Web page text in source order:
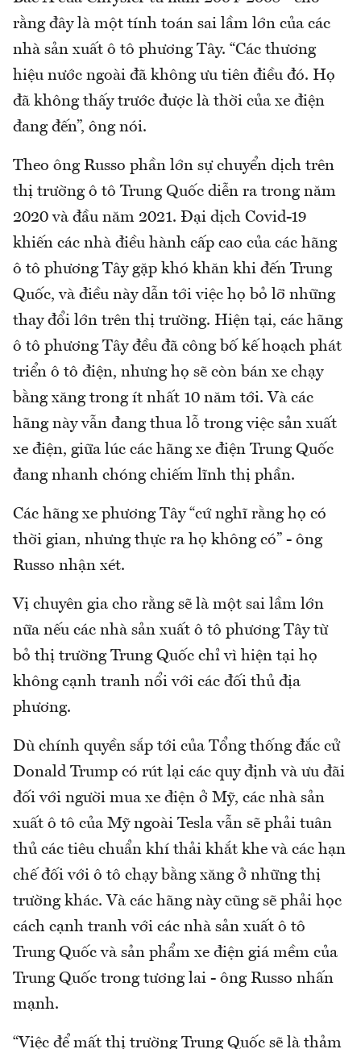
rằng đây là một tính toán sai lầm lớn của các
nhà sản xuất ô tô phương Tây. “Các thương
hiệu nước ngoài đã không ưu tiên điều đó. Họ
đã không thấy trước được là thời của xe điện
đang đến”, ông nói.
Theo ông Russo phần lớn sự chuyển dịch trên
thị trường ô tô Trung Quốc diễn ra trong năm
2020 và đầu năm 2021. Đại dịch Covid-19
khiến các nhà điều hành cấp cao của các hãng
ô tô phương Tây gặp khó khăn khi đến Trung
Quốc, và điều này dẫn tới việc họ bỏ lỡ những
thay đổi lớn trên thị trường. Hiện tại, các hãng
ô tô phương Tây đều đã công bố kế hoạch phát
triển ô tô điện, nhưng họ sẽ còn bán xe chạy
bằng xăng trong ít nhất 10 năm tới. Và các
hãng này vẫn đang thua lỗ trong việc sản xuất
xe điện, giữa lúc các hãng xe điện Trung Quốc
đang nhanh chóng chiếm lĩnh thị phần.
Các hãng xe phương Tây “cứ nghĩ rằng họ có
thời gian, nhưng thực ra họ không có” - ông
Russo nhận xét.
Vị chuyên gia cho rằng sẽ là một sai lầm lớn
nữa nếu các nhà sản xuất ô tô phương Tây từ
bỏ thị trường Trung Quốc chỉ vì hiện tại họ
không cạnh tranh nổi với các đối thủ địa
phương.
Dù chính quyền sắp tới của Tổng thống đắc cử
Donald Trump có rút lại các quy định và ưu đãi
đối với người mua xe điện ở Mỹ, các nhà sản
xuất ô tô của Mỹ ngoài Tesla vẫn sẽ phải tuân
thủ các tiêu chuẩn khí thải khắt khe và các hạn
chế đối với ô tô chạy bằng xăng ở những thị
trường khác. Và các hãng này cũng sẽ phải học
cách cạnh tranh với các nhà sản xuất ô tô
Trung Quốc và sản phẩm xe điện giá mềm của
Trung Quốc trong tương lai - ông Russo nhấn
mạnh.
“Việc để mất thị trường Trung Quốc sẽ là thảm